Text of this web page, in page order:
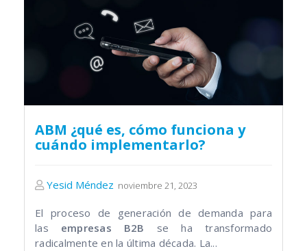
ABM ¿qué es, cómo funciona y
cuándo implementarlo?
Yesid Méndez noviembre 21, 2023
El proceso de generación de demanda para
las empresas B2B se ha transformado
radicalmente en la última década. La...